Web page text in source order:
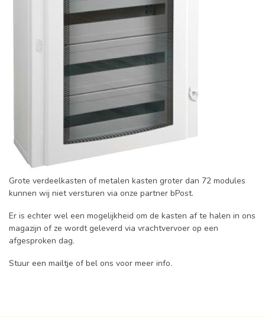
Grote verdeelkasten of metalen kasten groter dan 72 modules
kunnen wij niet versturen via onze partner bPost.
Er is echter wel een mogelijkheid om de kasten af te halen in ons
magazijn of ze wordt geleverd via vrachtvervoer op een
afgesproken dag.
Stuur een mailtje of bel ons voor meer info.